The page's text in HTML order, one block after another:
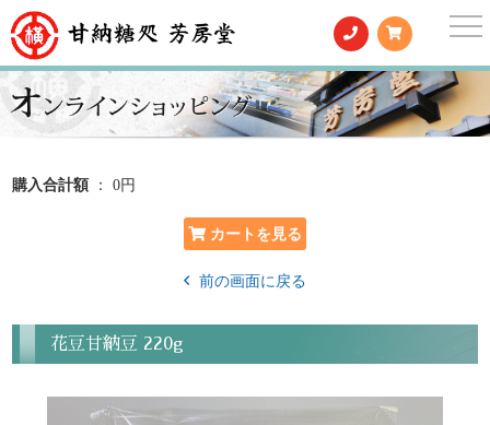
購入合計額 ： 0円
前の画面に戻る
花豆甘納豆 220g